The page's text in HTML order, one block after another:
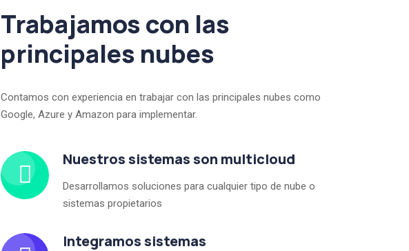
Trabajamos con las
principales nubes
Contamos con experiencia en trabajar con las principales nubes como
Google, Azure y Amazon para implementar.
Nuestros sistemas son multicloud
Desarrollamos soluciones para cualquier tipo de nube o
sistemas propietarios
Integramos sistemas